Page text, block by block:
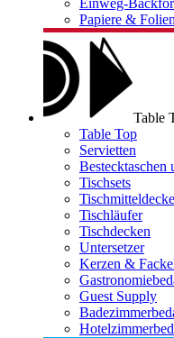
Einweg-
Papiere & Folien
Table
Table Top
Servietten
Bestecktaschen
Tischsets
Tischläufer
Tischdecken
Untersetzer
Kerzen &
Guest Supply